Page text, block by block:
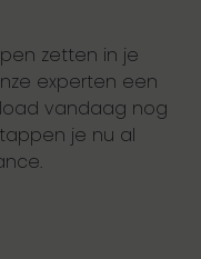
zetten in je
experten een
vandaag nog
je nu al